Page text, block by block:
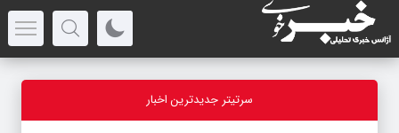
سرتیتر جدیدترین اخبار